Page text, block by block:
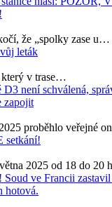
že „spolky zase u…
leták
který v trase…
D3 není schválená,
zapojit
proběhlo veřejné
setkání!
2025 od 18 do 20
ve Francii zastavil
hotová.